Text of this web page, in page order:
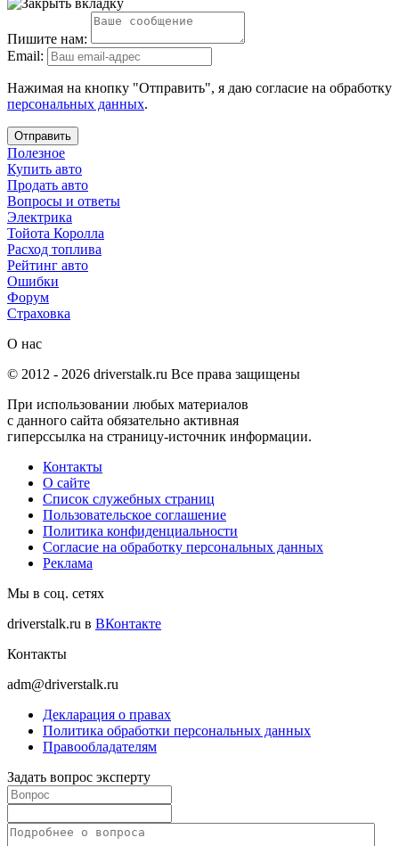
Пишите нам:
Email:
Нажимая на кнопку "Отправить", я даю согласие на обработку
персональных данных.
Отправить
Полезное
Купить авто
Продать авто
Вопросы и ответы
Электрика
Тойота Королла
Расход топлива
Рейтинг авто
Ошибки
Форум
Страховка
О нас
© 2012 - 2026 driverstalk.ru Все права защищены
При использовании любых материалов
с данного сайта обязательно активная
гиперссылка на страницу-источник информации.
Контакты
О сайте
Список служебных страниц
Пользовательское соглашение
Политика конфиденциальности
Согласие на обработку персональных данных
Реклама
Мы в соц. сетях
driverstalk.ru в ВКонтакте
Контакты
adm@driverstalk.ru
Декларация о правах
Политика обработки персональных данных
Правообладателям
Задать вопрос эксперту